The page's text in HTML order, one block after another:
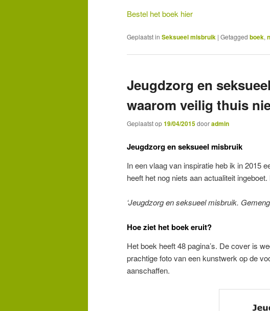
Bestel het boek hier
Geplaatst in Seksueel misbruik | Getagged boek,
Jeugdzorg en
waarom veilig thuis
Geplaatst op19/04/2015dooradmin
Jeugdzorg en seksueel misbruik
In een vlaag van inspiratie heb ik in 2015
heeft het nog niets aan actualiteit ingeboet.
‘Jeugdzorg en seksueel misbruik.
Hoe ziet het boek eruit?
Het boek heeft 48 pagina’s. De cover is
prachtige foto van een kunstwerk op de
aanschaffen.